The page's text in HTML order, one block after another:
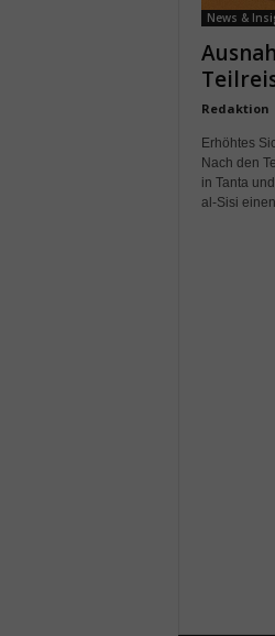
News &
Redaktion
Erhöhtes
Nach den
in Tanta
al-Sisi